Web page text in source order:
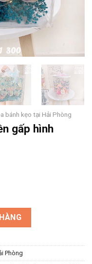
bánh kẹo tại Hải Phòng
gấp hình
số lượng
Phòng